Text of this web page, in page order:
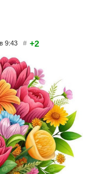
9:43 # +2